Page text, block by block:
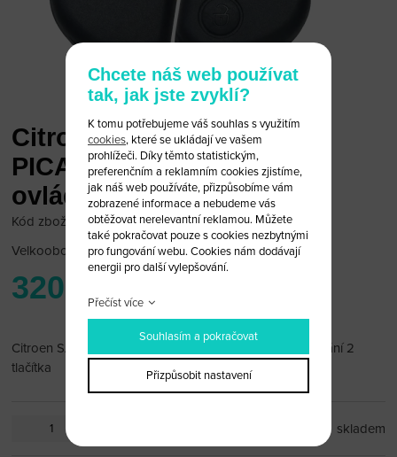
Citroen SAXO XSARA
PICASSO obal dálkového
ovládání
Kód zboží: Citroen 18/35
Velkoobchodní cena:po přihlášení
320 Kč
Citroen SAXO XSARA PICASSO obal dálkového ovládání 2
tlačítka
skladem
Chcete náš web používat
tak, jak jste zvyklí?
K tomu potřebujeme váš souhlas s využitím
cookies, které se ukládají ve vašem
prohlížeči. Díky těmto statistickým,
preferenčním a reklamním cookies zjistíme,
jak náš web používáte, přizpůsobíme vám
zobrazené informace a nebudeme vás
obtěžovat nerelevantní reklamou. Můžete
také pokračovat pouze s cookies nezbytnými
pro fungování webu. Cookies nám dodávají
energii pro další vylepšování.
Přečíst více
Souhlasím a pokračovat
Přizpůsobit nastavení